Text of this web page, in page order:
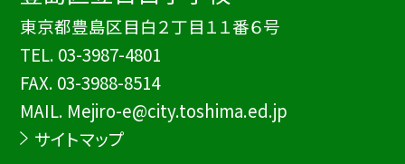
東京都豊島区目白２丁目１１番６号
TEL. 03-3987-4801
FAX. 03-3988-8514
MAIL. Mejiro-e@city.toshima.ed.jp
サイトマップ